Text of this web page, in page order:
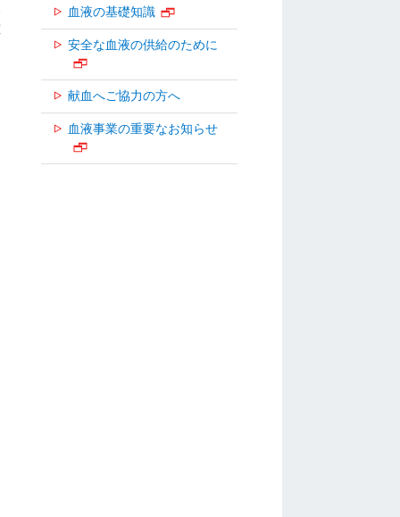
血液の基礎知識
安全な血液の供給のために
献血へご協力の方へ
血液事業の重要なお知らせ